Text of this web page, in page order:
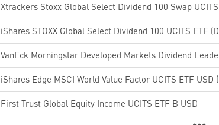
Xtrackers Stoxx Global Select Dividend 100 Swap
iShares STOXX Global Select Dividend 100 UCITS ETF
VanEck Morningstar Developed Markets Dividend
iShares Edge MSCI World Value Factor UCITS ETF USD
First Trust Global Equity Income UCITS ETF B USD